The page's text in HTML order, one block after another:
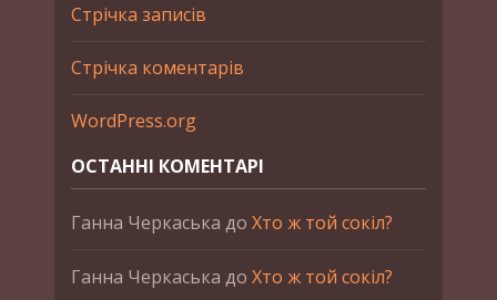
Стрічка записів
Стрічка коментарів
WordPress.org
ОСТАННІ КОМЕНТАРІ
Ганна Черкаська до Хто ж той сокіл?
Ганна Черкаська до Хто ж той сокіл?